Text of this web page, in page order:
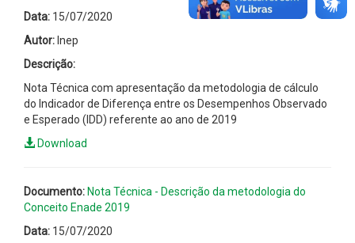
Data: 15/07/2020
Autor: Inep
Descrição:
Nota Técnica com apresentação da metodologia de cálculo
do Indicador de Diferença entre os Desempenhos Observado
e Esperado (IDD) referente ao ano de 2019
Download
Documento: Nota Técnica - Descrição da metodologia do
Conceito Enade 2019
Data: 15/07/2020